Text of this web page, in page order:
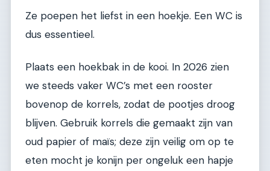
Ze poepen het liefst in een hoekje. Een WC is
dus essentieel.
Plaats een hoekbak in de kooi. In 2026 zien
we steeds vaker WC’s met een rooster
bovenop de korrels, zodat de pootjes droog
blijven. Gebruik korrels die gemaakt zijn van
oud papier of maïs; deze zijn veilig om op te
eten mocht je konijn per ongeluk een hapje